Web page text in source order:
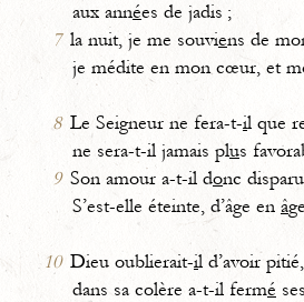
aux années de jadis ;
7 la nuit, je me souviens de
je médite en mon cœur, et
8 Le Seigneur ne fera-t-il que
ne sera-t-il jamais plus
9 Son amour a-t-il donc
S’est-elle éteinte, d’âge en â
10 Dieu oublierait-il d’avoir pitié,
dans sa colère a-t-il fermé